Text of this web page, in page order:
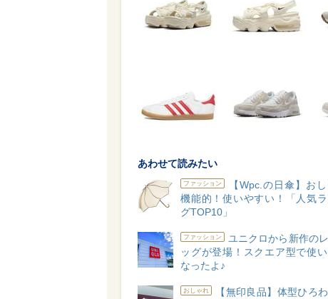
あわせて読みたい
ファッション
【Wpc.の日傘】お
機能的！使いやすい！「人気
グTOP10」
ファッション
ユニクロから新作の
ッグが登場！スクエア型で使い
なったよ♪
おしゃれ
【無印良品】体型ひろ